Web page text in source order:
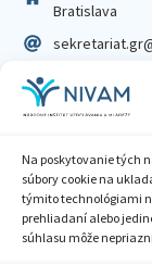
Na poskytovanie tých
súbory cookie na
týmito technológiami
prehliadaní alebo
súhlasu môže
Bratislava
IČO: 00164348
DIČ: 2020798714